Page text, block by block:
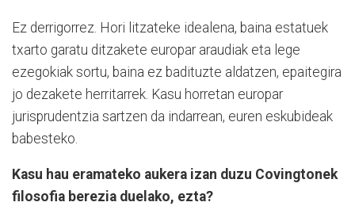
Ez derrigorrez. Hori litzateke idealena, baina estatuek
txarto garatu ditzakete europar araudiak eta lege
ezegokiak sortu, baina ez badituzte aldatzen, epaitegira
jo dezakete herritarrek. Kasu horretan europar
jurisprudentzia sartzen da indarrean, euren eskubideak
babesteko.
Kasu hau eramateko aukera izan duzu Covingtonek
filosofia berezia duelako, ezta?